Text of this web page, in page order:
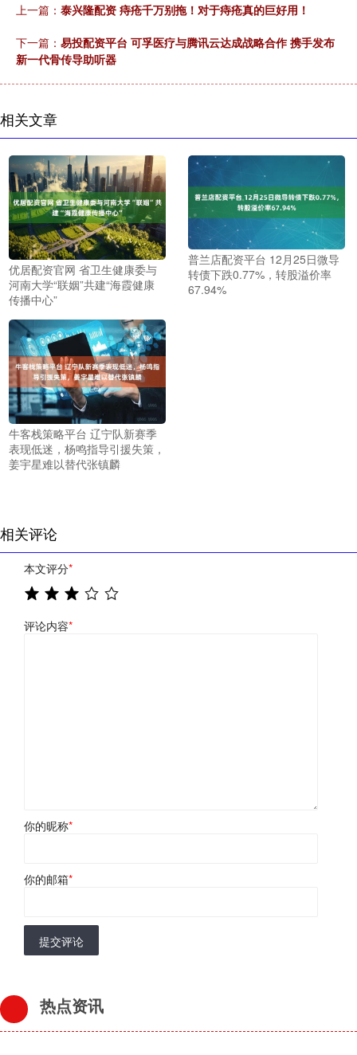
上一篇： 泰兴隆配资 痔疮千万别拖！对于痔疮真的巨好用！
下一篇： 易投配资平台 可孚医疗与腾讯云达成战略合作 携手发布
新一代骨传导助听器
相关文章
优居配资官网 省卫生健康委与
河南大学“联姻”共建“海霞健康
传播中心”
普兰店配资平台 12月25日微导
转债下跌0.77%，转股溢价率
67.94%
牛客栈策略平台 辽宁队新赛季
表现低迷，杨鸣指导引援失策，
姜宇星难以替代张镇麟
相关评论
本文评分*
评论内容*
你的昵称*
你的邮箱*
提交评论
热点资讯